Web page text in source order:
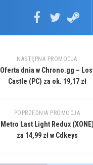
NASTĘPNA PROMOCJA
Oferta dnia w Chrono.gg –
Castle (PC) za ok. 19,17 zł
POPRZEDNIA PROMOCJA
Metro Last Light Redux (XONE)
za 14,99 zł w Cdkeys